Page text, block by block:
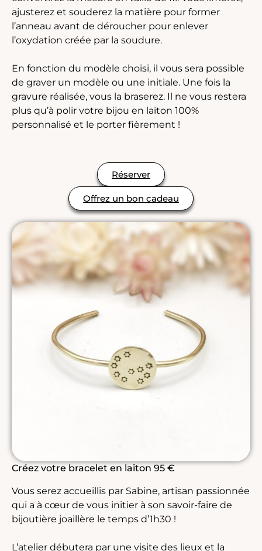
ajusterez et souderez la matière pour former
l’anneau avant de déroucher pour enlever
l’oxydation créée par la soudure.
En fonction du modèle choisi, il vous sera possible
de graver un modèle ou une initiale. Une fois la
gravure réalisée, vous la braserez. Il ne vous restera
plus qu’à polir votre bijou en laiton 100%
personnalisé et le porter fièrement !
Réserver
Offrez un bon cadeau
Créez votre bracelet en laiton 95 €
Vous serez accueillis par Sabine, artisan passionnée
qui a à cœur de vous initier à son savoir-faire de
bijoutière joaillère le temps d’1h30 !
L’atelier débutera par une visite des lieux et la